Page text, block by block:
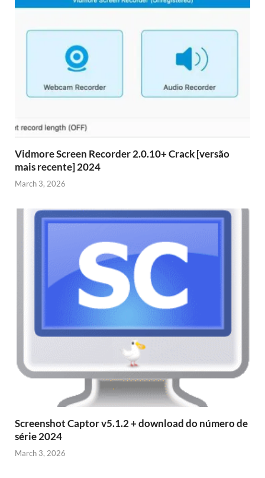
Vidmore Screen Recorder 2.0.10+ Crack [versão
mais recente] 2024
March 3, 2026
Screenshot Captor v5.1.2 + download do número de
série 2024
March 3, 2026